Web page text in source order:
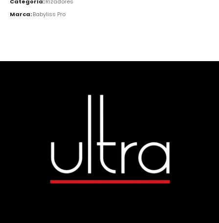
Marca:Babyliss Pro